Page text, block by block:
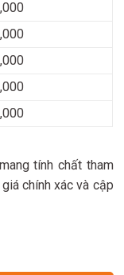
tính chất tham
chính xác và cập